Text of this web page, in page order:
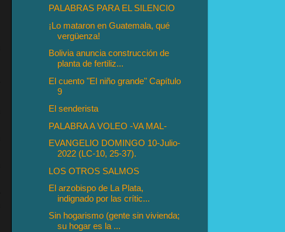
PALABRAS PARA EL SILENCIO
¡Lo mataron en Guatemala, qué
vergüenza!
Bolivia anuncia construcción de
planta de fertiliz...
El cuento "El niño grande" Capítulo
9
El senderista
PALABRA A VOLEO -VA MAL-
EVANGELIO DOMINGO 10-Julio-
2022 (LC-10, 25-37).
LOS OTROS SALMOS
El arzobispo de La Plata,
indignado por las crític...
Sin hogarismo (gente sin vivienda;
su hogar es la ...